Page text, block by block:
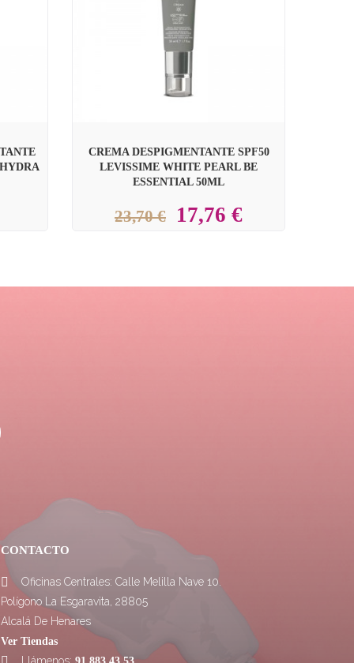
CREMA DESPIGMENTANTE SPF50
LEVISSIME WHITE PEARL BE
ESSENTIAL 50ML
23,70 € 17,76 €
CONTACTO

Oficinas Centrales: Calle Melilla Nave 10.
Polígono La Esgaravita, 28805
Alcalá De Henares
Ver Tiendas